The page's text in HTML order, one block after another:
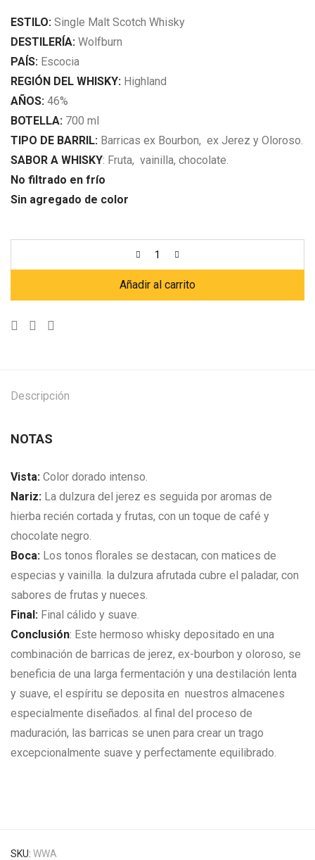
ESTILO: Single Malt Scotch Whisky
DESTILERÍA: Wolfburn
PAÍS: Escocia
REGIÓN DEL WHISKY: Highland
AÑOS: 46%
BOTELLA: 700 ml
TIPO DE BARRIL: Barricas ex Bourbon, ex Jerez y Oloroso.
SABOR A WHISKY: Fruta, vainilla, chocolate.
No filtrado en frío
Sin agregado de color
Añadir al carrito
Descripción
NOTAS
Vista: Color dorado intenso.
Nariz: La dulzura del jerez es seguida por aromas de
hierba recién cortada y frutas, con un toque de café y
chocolate negro.
Boca: Los tonos florales se destacan, con matices de
especias y vainilla. la dulzura afrutada cubre el paladar, con
sabores de frutas y nueces.
Final: Final cálido y suave.
Conclusión: Este hermoso whisky depositado en una
combinación de barricas de jerez, ex-bourbon y oloroso, se
beneficia de una larga fermentación y una destilación lenta
y suave, el espíritu se deposita en nuestros almacenes
especialmente diseñados. al final del proceso de
maduración, las barricas se unen para crear un trago
excepcionalmente suave y perfectamente equilibrado.
SKU: WWA